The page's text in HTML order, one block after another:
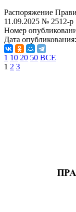
Распоряжение
11.09.2025 № 2512-р
Номер
Дата опубликования:
1 10 20 50 ВСЕ
1 2 3